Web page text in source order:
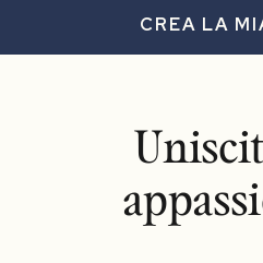
CREA LA